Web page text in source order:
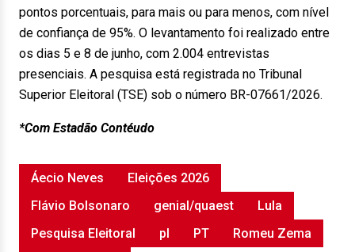
pontos porcentuais, para mais ou para menos, com nível
de confiança de 95%. O levantamento foi realizado entre
os dias 5 e 8 de junho, com 2.004 entrevistas
presenciais. A pesquisa está registrada no Tribunal
Superior Eleitoral (TSE) sob o número BR-07661/2026.
*Com Estadão Contéudo
Áecio Neves
Eleições 2026
Flávio Bolsonaro
genial/quaest
Lula
Pesquisa Eleitoral
pl PT
Romeu Zema